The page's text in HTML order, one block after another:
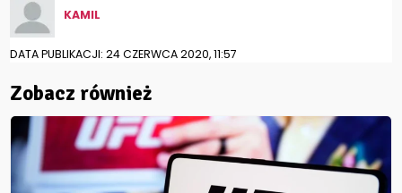
KAMIL
DATA PUBLIKACJI: 24 CZERWCA 2020, 11:57
Zobacz również